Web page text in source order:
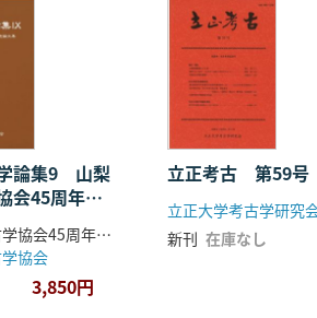
地方領主と茶(篠原浩恵)
江戸における魚類の値段と食文化的価
市中における麹室の形態変化(中野光将)
・倉吉所在の五輪塔(森下哲哉)
県浄法寺層塔の造立年代(本間岳人)
県安養寺跡笠塔婆の検討(村山卓)
から近世初頭の四国遍路板碑の再検討
初期における非塔形墓標の諸相(三好義
福本池田家の墓石(池上悟)
から運ばれた石塔群(和田好史)
藤右衛門建碑譚(唐澤至朗)
論集9 山梨
会45周年記
山梨県考古学協会45周年記念論文集編集委員会 編
協会
3,850円
立正考古 第59号
立正大学考古学研究
新刊 在庫なし